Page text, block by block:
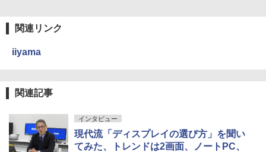
関連リンク
iiyama
関連記事
インタビュー
現代流「ディスプレイの選び方」を聞い
てみた、トレンドは2画面、ノートPC、